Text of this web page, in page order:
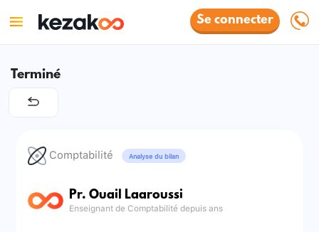
Se connecter
Terminé
Comptabilité Analyse du bilan
Pr. Ouail Laaroussi
Enseignant de Comptabilité depuis ans